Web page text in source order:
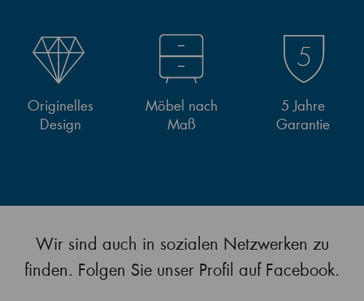
Originelles
Design
Möbel nach
Maß
5 Jahre
Garantie
Wir sind auch in sozialen Netzwerken zu
finden. Folgen Sie unser Profil auf Facebook.